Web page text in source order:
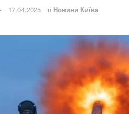
17.04.2025 in Новини Київа